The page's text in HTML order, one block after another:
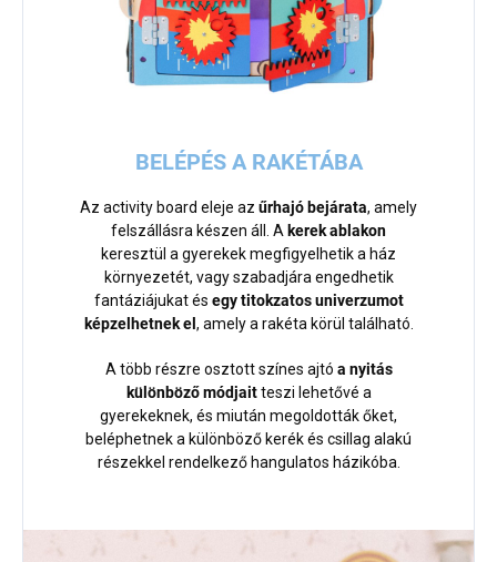
BELÉPÉS A RAKÉTÁBA
Az activity board eleje az űrhajó bejárata, amely
felszállásra készen áll. A kerek ablakon
keresztül a gyerekek megfigyelhetik a ház
környezetét, vagy szabadjára engedhetik
fantáziájukat és egy titokzatos univerzumot
képzelhetnek el , amely a rakéta körül található.
A több részre osztott színes ajtó a nyitás
különböző módjaitteszi lehetővé a
gyerekeknek, és miután megoldották őket,
beléphetnek a különböző kerék és csillag alakú
részekkel rendelkező hangulatos házikóba.